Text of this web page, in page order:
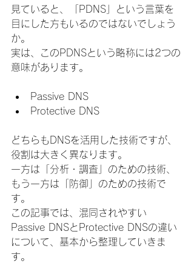
見ていると、「PDNS」という言葉を
目にした方もいるのではないでしょう
か。
実は、このPDNSという略称には2つの
意味があります。
Passive DNS
Protective DNS
どちらもDNSを活用した技術ですが、
役割は大きく異なります。
一方は「分析・調査」のための技術、
もう一方は「防御」のための技術で
す。
この記事では、混同されやすい
Passive DNSとProtective DNSの違い
について、基本から整理していきま
す。